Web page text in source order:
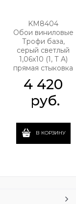
KM8404
Обои виниловые
Трофи база,
серый светлый
1,06х10 (1, Т A)
прямая стыковка
4 420
руб.
В КОРЗИНУ